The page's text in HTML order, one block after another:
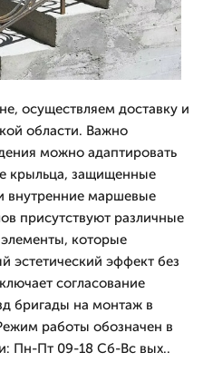
осуществляем доставку и
области. Важно
можно адаптировать
крыльца, защищенные
внутренние маршевые
присутствуют различные
которые
эстетический эффект без
согласование
бригады на монтаж в
работы обозначен в
Пн-Пт 09-18 Сб-Вс вых..